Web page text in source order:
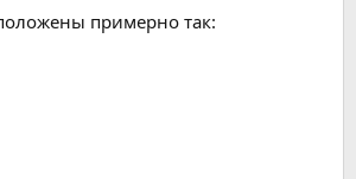
примерно так: